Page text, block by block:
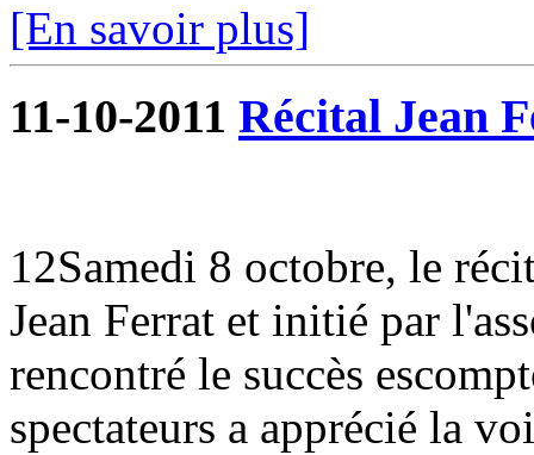
[En savoir plus]
11-10-2011 Récital Jean
12Samedi 8 octobre, le
Jean Ferrat et initié par
rencontré le succès
spectateurs a apprécié la